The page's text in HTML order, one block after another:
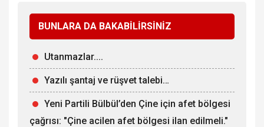
BUNLARA DA BAKABİLİRSİNİZ
Utanmazlar....
Yazılı şantaj ve rüşvet talebi…
Yeni Partili Bülbül’den Çine için afet bölgesi
çağrısı: "Çine acilen afet bölgesi ilan edilmeli."